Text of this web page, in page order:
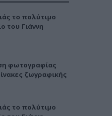
το πολύτιμο
του Γιάννη
φωτογραφίας
ζωγραφικής
το πολύτιμο